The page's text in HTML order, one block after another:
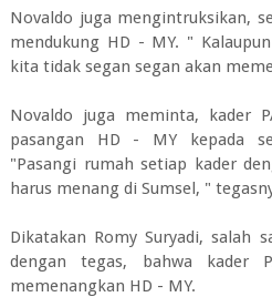
Novaldo juga mengintruksikan,
mendukung HD - MY. "
kita tidak segan segan akan
Novaldo juga meminta, kader
pasangan HD - MY kepada
"Pasangi rumah setiap kader
harus menang di Sumsel, "
Dikatakan Romy Suryadi, salah
dengan tegas, bahwa kader
memenangkan HD - MY.